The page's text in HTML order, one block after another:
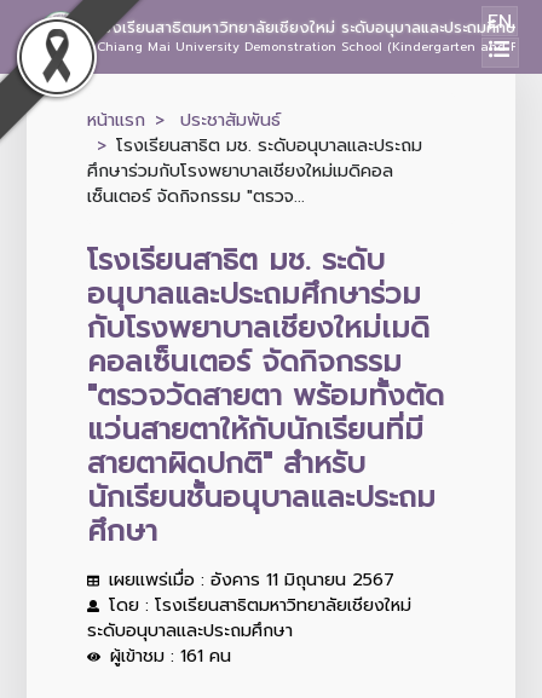
โรงเรียนสาธิตมหาวิทยาลัยเชียงใหม่ ระดับอนุบาลและประถมศึกษา
Chiang Mai University Demonstration School (Kindergarten and
EN
หน้าแรก
ประชาสัมพันธ์
โรงเรียนสาธิต มช. ระดับอนุบาลและประถม
ศึกษาร่วมกับโรงพยาบาลเชียงใหม่เมดิคอล
เซ็นเตอร์ จัดกิจกรรม "ตรวจ...
โรงเรียนสาธิต มช. ระดับ
อนุบาลและประถมศึกษาร่วม
กับโรงพยาบาลเชียงใหม่เมดิ
คอลเซ็นเตอร์ จัดกิจกรรม
"ตรวจวัดสายตา พร้อมทั้งตัด
แว่นสายตาให้กับนักเรียนที่มี
สายตาผิดปกติ" สำหรับ
นักเรียนชั้นอนุบาลและประถม
ศึกษา
เผยแพร่เมื่อ : อังคาร 11 มิถุนายน 2567
โดย : โรงเรียนสาธิตมหาวิทยาลัยเชียงใหม่
ระดับอนุบาลและประถมศึกษา
ผู้เข้าชม : 161 คน